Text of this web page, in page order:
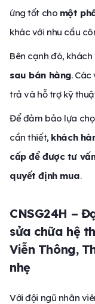
ứng tốt cho một
khác với nhu cầu
Bên cạnh đó,
sau bán hàng. Các
trả và hỗ trợ kỹ
Để đảm bảo lựa
cần thiết, khách
cấp để được tư
quyết định mua.
CNSG24H –
sửa chữa hệ
Viễn Thông,
nhẹ
Với đội ngũ nhân